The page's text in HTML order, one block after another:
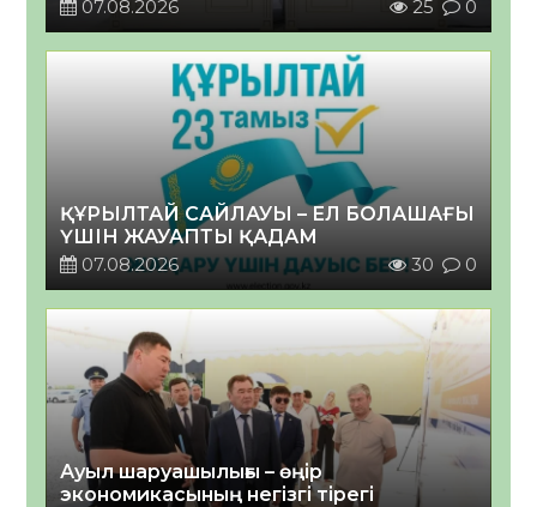
07.08.2026 25 0
ҚҰРЫЛТАЙ САЙЛАУЫ – ЕЛ БОЛАШАҒЫ
ҮШІН ЖАУАПТЫ ҚАДАМ
07.08.2026
30 0
Ауыл шаруашылығы – өңір
экономикасының негізгі тірегі